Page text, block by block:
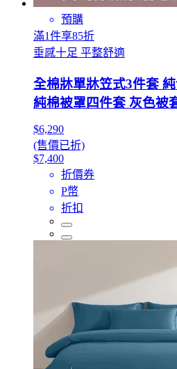
預購
滿1件享85折
垂感十足 平整舒適
全棉牀單牀笠式3件套
純棉被罩四件套 灰色被
$6,290
(售價已折)
$7,400
折價券
P幣
折扣